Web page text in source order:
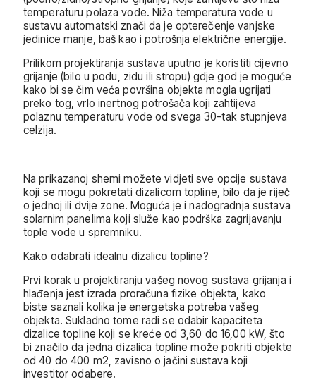
temperaturu polaza vode. Niža temperatura vode u
sustavu automatski znači da je opterečenje vanjske
jedinice manje, baš kao i potrošnja električne energije.
Prilikom projektiranja sustava uputno je koristiti cijevno
grijanje (bilo u podu, zidu ili stropu) gdje god je moguće
kako bi se čim veća površina objekta mogla ugrijati
preko tog, vrlo inertnog potrošača koji zahtijeva
polaznu temperaturu vode od svega 30-tak stupnjeva
celzija.
Na prikazanoj shemi možete vidjeti sve opcije sustava
koji se mogu pokretati dizalicom topline, bilo da je riječ
o jednoj ili dvije zone. Moguća je i nadogradnja sustava
solarnim panelima koji služe kao podrška zagrijavanju
tople vode u spremniku.
Kako odabrati idealnu dizalicu topline?
Prvi korak u projektiranju vašeg novog sustava grijanja i
hlađenja jest izrada proračuna fizike objekta, kako
biste saznali kolika je energetska potreba vašeg
objekta. Sukladno tome radi se odabir kapaciteta
dizalice topline koji se kreće od 3,60 do 16,00 kW, što
bi značilo da jedna dizalica topline može pokriti objekte
od 40 do 400 m2, zavisno o jačini sustava koji
investitor odabere.